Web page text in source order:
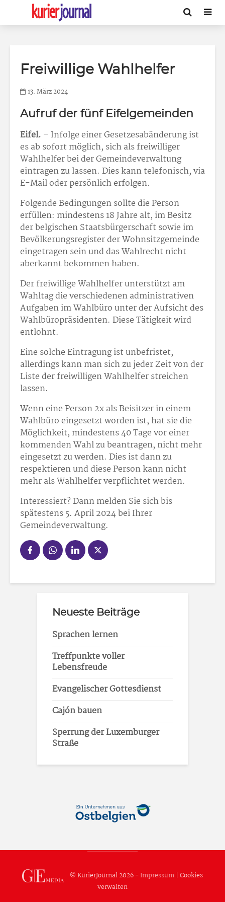
Freiwillige Wahlhelfer
13. März 2024
Aufruf der fünf Eifelgemeinden
Eifel. – Infolge einer Gesetzesabänderung ist
es ab sofort möglich, sich als freiwilliger
Wahlhelfer bei der Gemeindeverwaltung
eintragen zu lassen. Dies kann telefonisch, via
E-Mail oder persönlich erfolgen.
Folgende Bedingungen sollte die Person
erfüllen: mindestens 18 Jahre alt, im Besitz
der belgischen Staatsbürgerschaft sowie im
Bevölkerungsregister der Wohnsitzgemeinde
eingetragen sein und das Wahlrecht nicht
aberkannt bekommen haben.
Der freiwillige Wahlhelfer unterstützt am
Wahltag die verschiedenen administrativen
Aufgaben im Wahlbüro unter der Aufsicht des
Wahlbüropräsidenten. Diese Tätigkeit wird
entlohnt.
Eine solche Eintragung ist unbefristet,
allerdings kann man sich zu jeder Zeit von der
Liste der freiwilligen Wahlhelfer streichen
lassen.
Wenn eine Person 2x als Beisitzer in einem
Wahlbüro eingesetzt worden ist, hat sie die
Möglichkeit, mindestens 40 Tage vor einer
kommenden Wahl zu beantragen, nicht mehr
eingesetzt zu werden. Dies ist dann zu
respektieren und diese Person kann nicht
mehr als Wahlhelfer verpflichtet werden.
Interessiert? Dann melden Sie sich bis
spätestens 5. April 2024 bei Ihrer
Gemeindeverwaltung.
Neueste Beiträge
Sprachen lernen
Treffpunkte voller
Lebensfreude
Evangelischer Gottesdienst
Cajón bauen
Sperrung der Luxemburger
Straße
© KurierJournal 2026 -Impressum| Cookies
verwalten